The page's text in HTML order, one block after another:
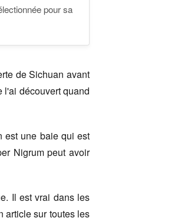
pour sa
de Sichuan avant
l'ai découvert quand
est une baie qui est
Nigrum peut avoir
Il est vrai dans les
article sur toutes les